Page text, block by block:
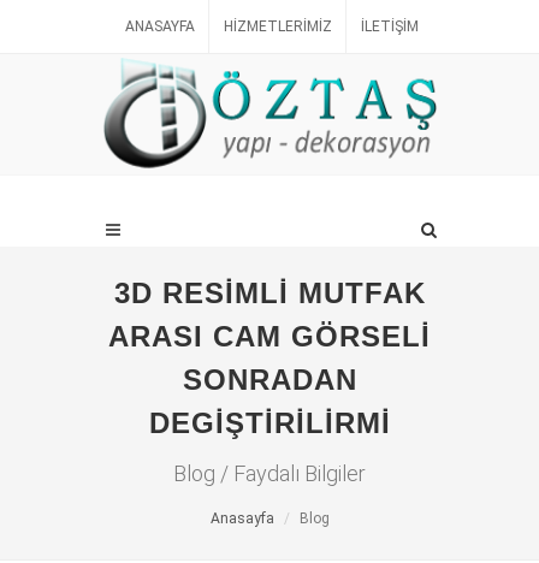
ANASAYFA HIZMETLERIMIZ İLETIŞIM
3D RESİMLİ MUTFAK
ARASI CAM GÖRSELİ
SONRADAN
DEGİŞTİRİLİRMİ
Blog / Faydalı Bilgiler
Anasayfa Blog